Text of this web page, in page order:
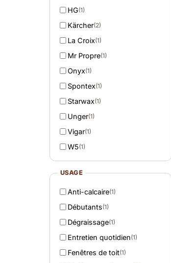
HG(1)
Kärcher(2)
La Croix(1)
Mr Propre(1)
Onyx(1)
Spontex(1)
Starwax(1)
Unger(1)
Vigar(1)
W5(1)
USAGE
Anti-calcaire(1)
Débutants(1)
Dégraissage(1)
Entretien quotidien(1)
Fenêtres de toit(1)